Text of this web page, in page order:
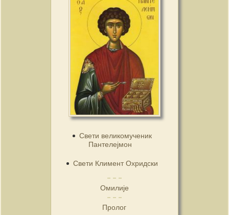
Свети великомученик
Пантелејмон
Свети Климент Охридски
Омилије
Пролог